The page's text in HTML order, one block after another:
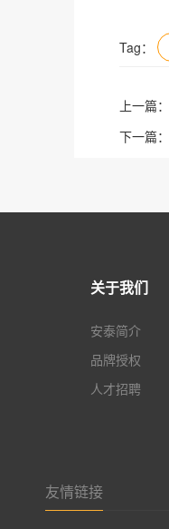
Tag：
上一篇：
下一篇：
关于我们
安泰简介
品牌授权
人才招聘
友情链接